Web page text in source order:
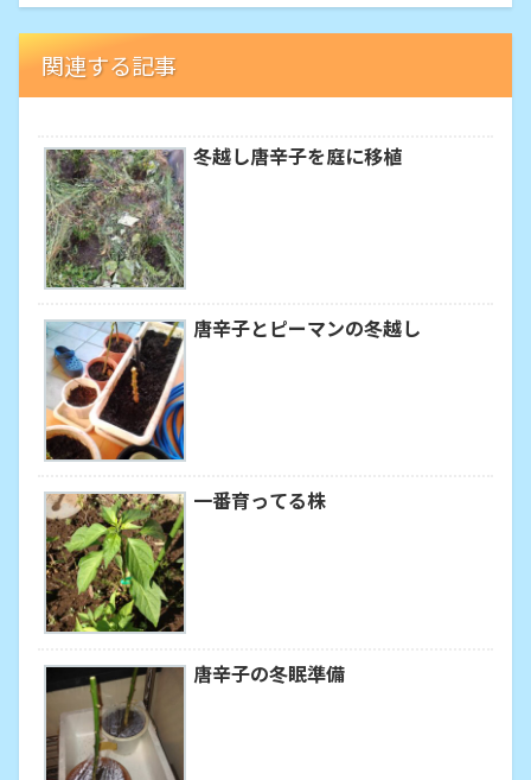
関連する記事
冬越し唐辛子を庭に移植
唐辛子とピーマンの冬越し
一番育ってる株
唐辛子の冬眠準備